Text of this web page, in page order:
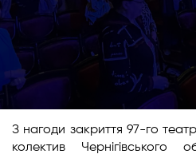
З нагоди закриття 97-го
колектив Чернігівського